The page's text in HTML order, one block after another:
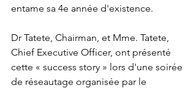
entame sa 4e année d'existence.
Dr Tatete, Chairman, et Mme. Tatete,
Chief Executive Officer, ont présenté
cette « success story » lors d'une soirée
de réseautage organisée par le